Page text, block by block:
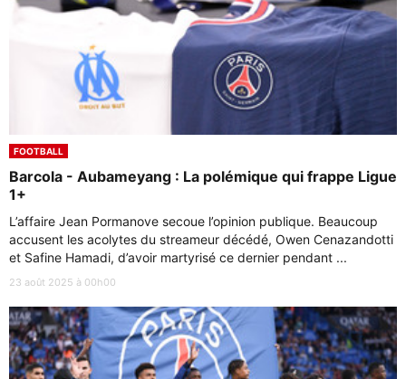
FOOTBALL
Barcola - Aubameyang : La polémique qui frappe Ligue
1+
L’affaire Jean Pormanove secoue l’opinion publique. Beaucoup
accusent les acolytes du streameur décédé, Owen Cenazandotti
et Safine Hamadi, d’avoir martyrisé ce dernier pendant ...
23 août 2025 à 00h00